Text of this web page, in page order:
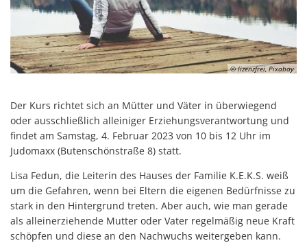
© lizenzfrei, Pixabay
Der Kurs richtet sich an Mütter und Väter in überwiegend
oder ausschließlich alleiniger Erziehungsverantwortung und
findet am Samstag, 4. Februar 2023 von 10 bis 12 Uhr im
Judomaxx (Butenschönstraße 8) statt.
Lisa Fedun, die Leiterin des Hauses der Familie K.E.K.S. weiß
um die Gefahren, wenn bei Eltern die eigenen Bedürfnisse zu
stark in den Hintergrund treten. Aber auch, wie man gerade
als alleinerziehende Mutter oder Vater regelmäßig neue Kraft
schöpfen und diese an den Nachwuchs weitergeben kann.